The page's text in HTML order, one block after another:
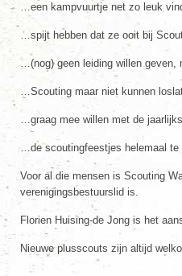
…een kampvuurtje net zo leuk
…spijt hebben dat ze ooit bij
…(nog) geen leiding willen geven,
…Scouting maar niet kunnen
…graag mee willen met de
…de scoutingfeestjes helemaal te
Voor al die mensen is Scouting
verenigingsbestuurslid is.
Florien Huising-de Jongis het
Nieuwe plusscouts zijn altijd